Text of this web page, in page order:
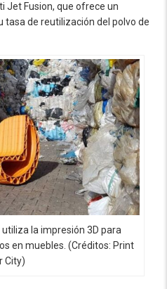
Jet Fusion, que ofrece un
tasa de reutilización del polvo de
la impresión 3D para
en muebles. (Créditos: Print
City)